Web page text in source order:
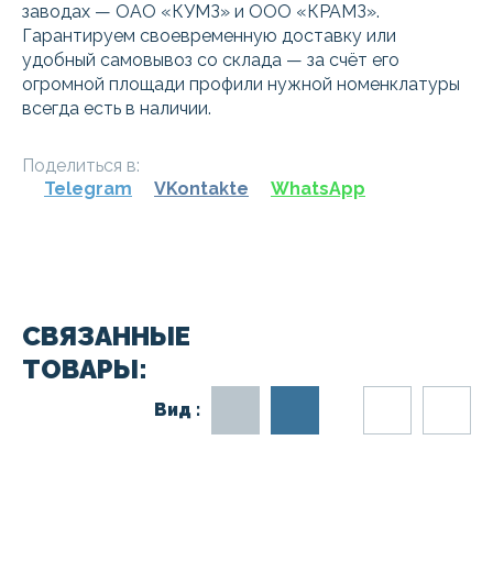
заводах — ОАО «КУМЗ» и ООО «КРАМЗ».
Гарантируем своевременную доставку или
удобный самовывоз со склада — за счёт его
огромной площади профили нужной номенклатуры
всегда есть в наличии.
Поделиться в:
Telegram
VKontakte WhatsApp
СВЯЗАННЫЕ
ТОВАРЫ:
Вид :